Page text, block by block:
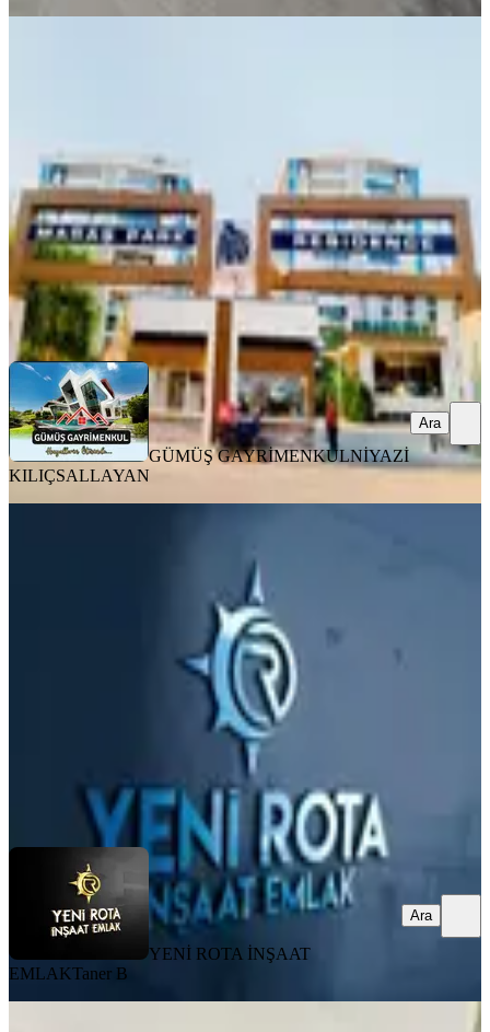
4+1· · 04.08.2026
10.400.000 ₺
GÜMÜŞ GAYRİMENKULNİYAZİ KILIÇSALLAYAN
Ara
GÜMÜŞ GAYRİMENKULNİYAZİ
KILIÇSALLAYAN
Ara
Onikişubat, Yamaçtepe Mahallesi
55 m²·7. Kat·03.08.2026
2.300.000 ₺
Taner B
YENİ ROTA İNŞAAT
EMLAKTaner B
Ara